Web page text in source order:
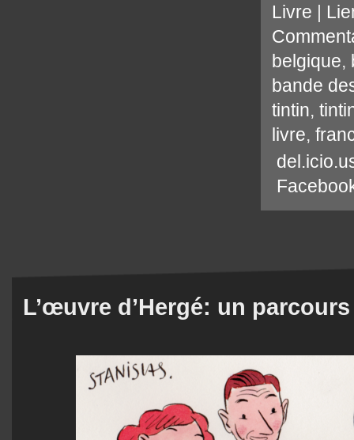
Livre |
belgique,
bande
tintin,
livre,
L’œuvre d’Hergé: un